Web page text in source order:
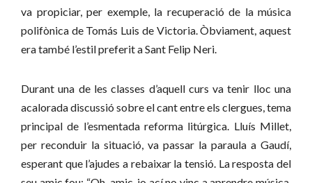
va propiciar, per exemple, la recuperació de la música
polifònica de Tomás Luis de Victoria. Òbviament, aquest
era també l’estil preferit a Sant Felip Neri.
Durant una de les classes d’aquell curs va tenir lloc una
acalorada discussió sobre el cant entre els clergues, tema
principal de l’esmentada reforma litúrgica. Lluís Millet,
per reconduir la situació, va passar la paraula a Gaudí,
esperant que l’ajudes a rebaixar la tensió. La resposta del